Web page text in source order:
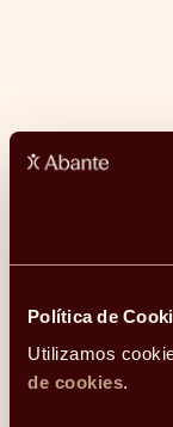
Política de
Utilizamos
de cookies.